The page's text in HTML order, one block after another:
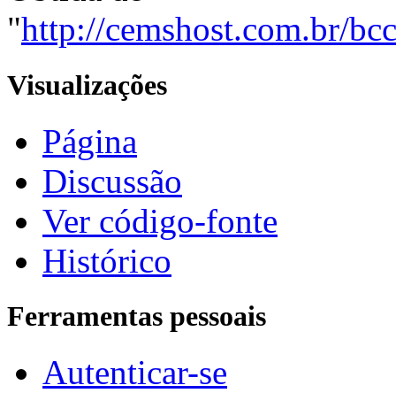
"http://cemshost.com.br/
Visualizações
Página
Discussão
Ver código-fonte
Histórico
Ferramentas pessoais
Autenticar-se